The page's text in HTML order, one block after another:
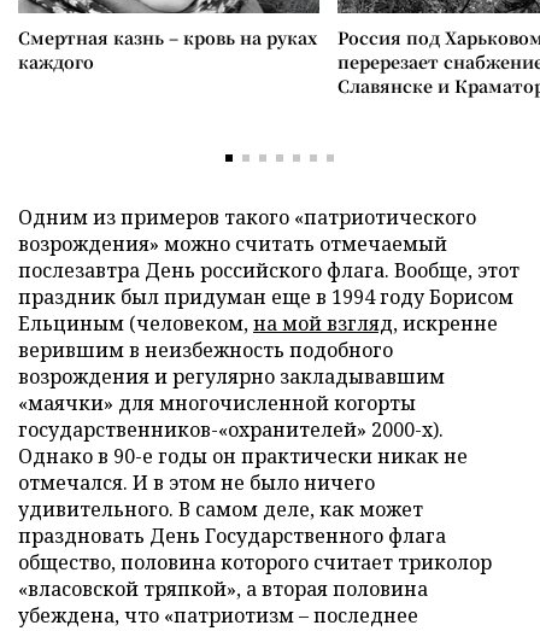
Смертная казнь – кровь на руках
каждого
Россия под
перерезает
Славянске и
Одним из примеров такого «патриотического
возрождения» можно считать отмечаемый
послезавтра День российского флага. Вообще, этот
праздник был придуман еще в 1994 году Борисом
Ельциным (человеком,на мой взгляд, искренне
верившим в неизбежность подобного
возрождения и регулярно закладывавшим
«маячки» для многочисленной когорты
государственников-«охранителей» 2000-х).
Однако в 90-е годы он практически никак не
отмечался. И в этом не было ничего
удивительного. В самом деле, как может
праздновать День Государственного флага
общество, половина которого считает триколор
«власовской тряпкой», а вторая половина
убеждена, что «патриотизм – последнее